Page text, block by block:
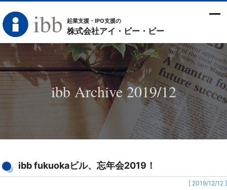
起業支援・IPO支援の
株式会社アイ・ビー・ビー
ibb Archive 2019/12
ibb fukuokaビル、忘年会2019！
[ 2019/12/12 ]